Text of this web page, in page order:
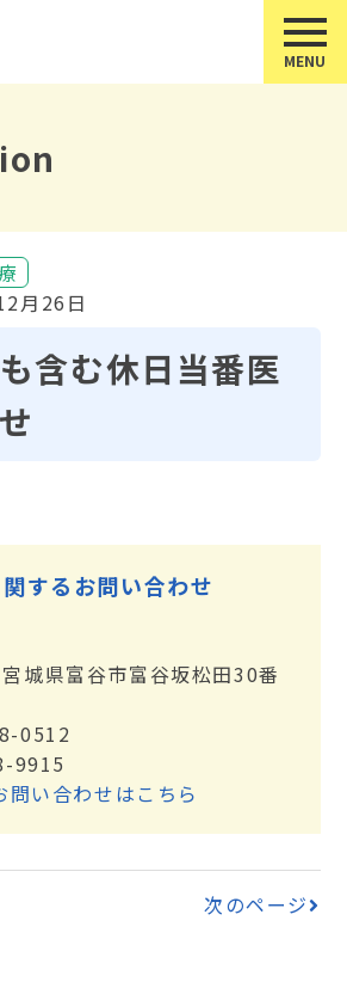
月26日
含む休日当番医
するお問い合わせ
城県富谷市富谷坂松田30番
0512
9915
問い合わせはこちら
次のページ